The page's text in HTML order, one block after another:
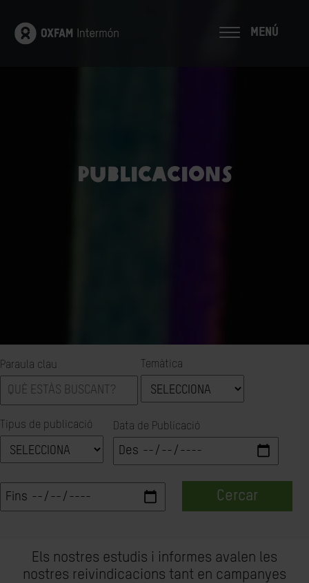
MENÚ
Publicacions
Paraula clau Temàtica
Tipus de publicació Data de Publicació
Cercar
Els nostres estudis i informes avalen les
nostres reivindicacions tant en campanyes